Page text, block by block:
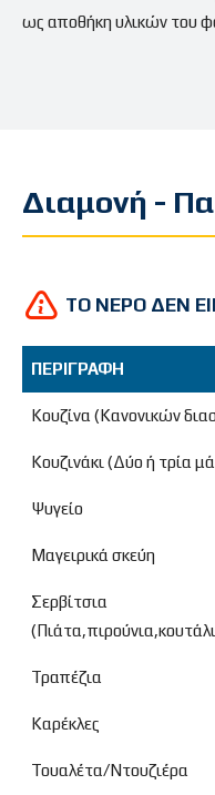
ως αποθήκη υλικών του
Διαμονή -
ΤΟ ΝΕΡΟ ΔΕΝ
ΠΕΡΙΓΡΑΦΗ
ΠΕΡΙΓΡΑΦΗ
Κουζίνα (Κανονικών
Κουζινάκι (Δύο ή τρία
Ψυγείο
Μαγειρικά σκεύη
Σερβίτσια
Τραπέζια
Καρέκλες
Τουαλέτα/Ντουζιέρα